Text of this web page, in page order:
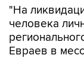
"На
человека
Евраев в